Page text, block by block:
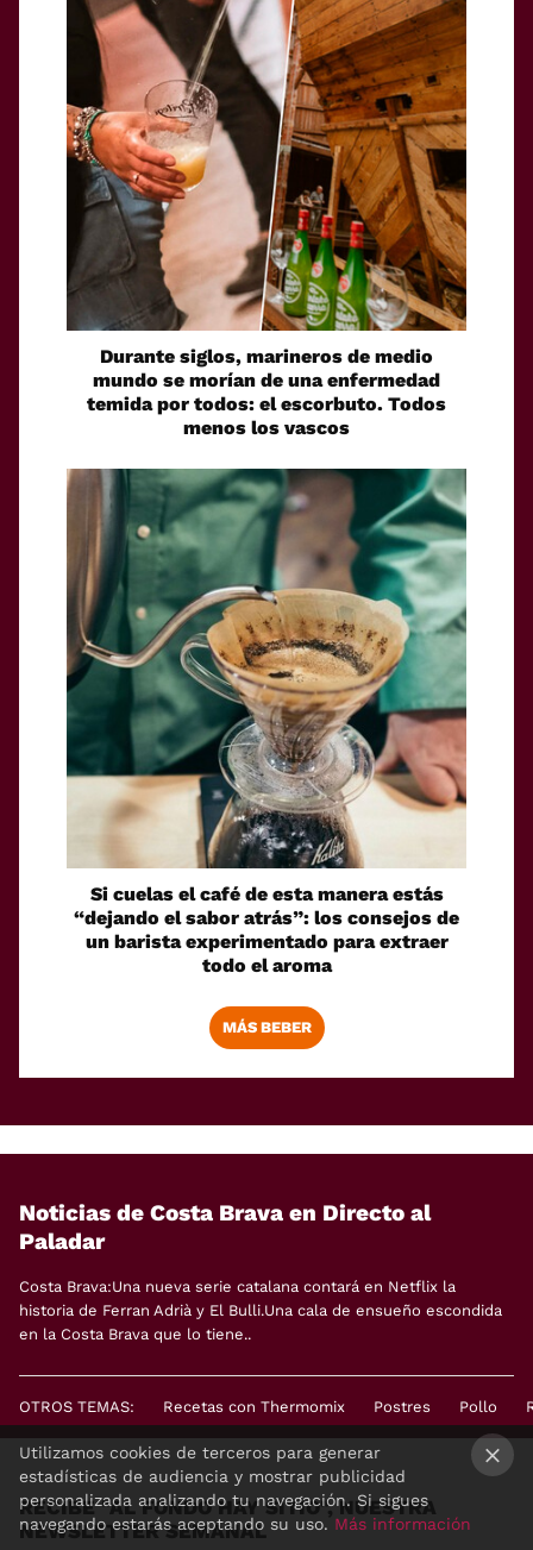
Durante siglos, marineros de medio
mundo se morían de una enfermedad
temida por todos: el escorbuto. Todos
menos los vascos
Si cuelas el café de esta manera estás
“dejando el sabor atrás”: los consejos de
un barista experimentado para extraer
todo el aroma
MÁS BEBER
Noticias de Costa Brava en Directo al
Paladar
Costa Brava:Una nueva serie catalana contará en Netflix la
historia de Ferran Adrià y El Bulli.Una cala de ensueño escondida
en la Costa Brava que lo tiene..
OTROS TEMAS: Recetas con Thermomix Postres Pollo
RECIBE "AL FONDO HAY SITIO", NUESTRA
NEWSLETTER SEMANAL
Utilizamos cookies de terceros para generar
estadísticas de audiencia y mostrar publicidad
personalizada analizando tu navegación. Si sigues
navegando estarás aceptando su uso. Más información